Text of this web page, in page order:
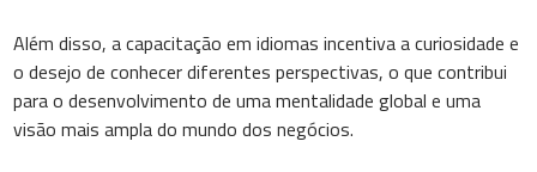
Além disso, a capacitação em idiomas incentiva a curiosidade e
o desejo de conhecer diferentes perspectivas, o que contribui
para o desenvolvimento de uma mentalidade global e uma
visão mais ampla do mundo dos negócios.